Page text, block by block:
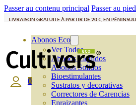
Passer au contenu principal Passer au
LIVRAISON GRATUITE À PARTIR DE 20 €, EN
Abonos Eco
Ver Todos
Abonos Líquidos
Abonos Solidos
Bioestimulantes
Sustratos y decorativas
Correctores de Carencias
Enraizantes
0